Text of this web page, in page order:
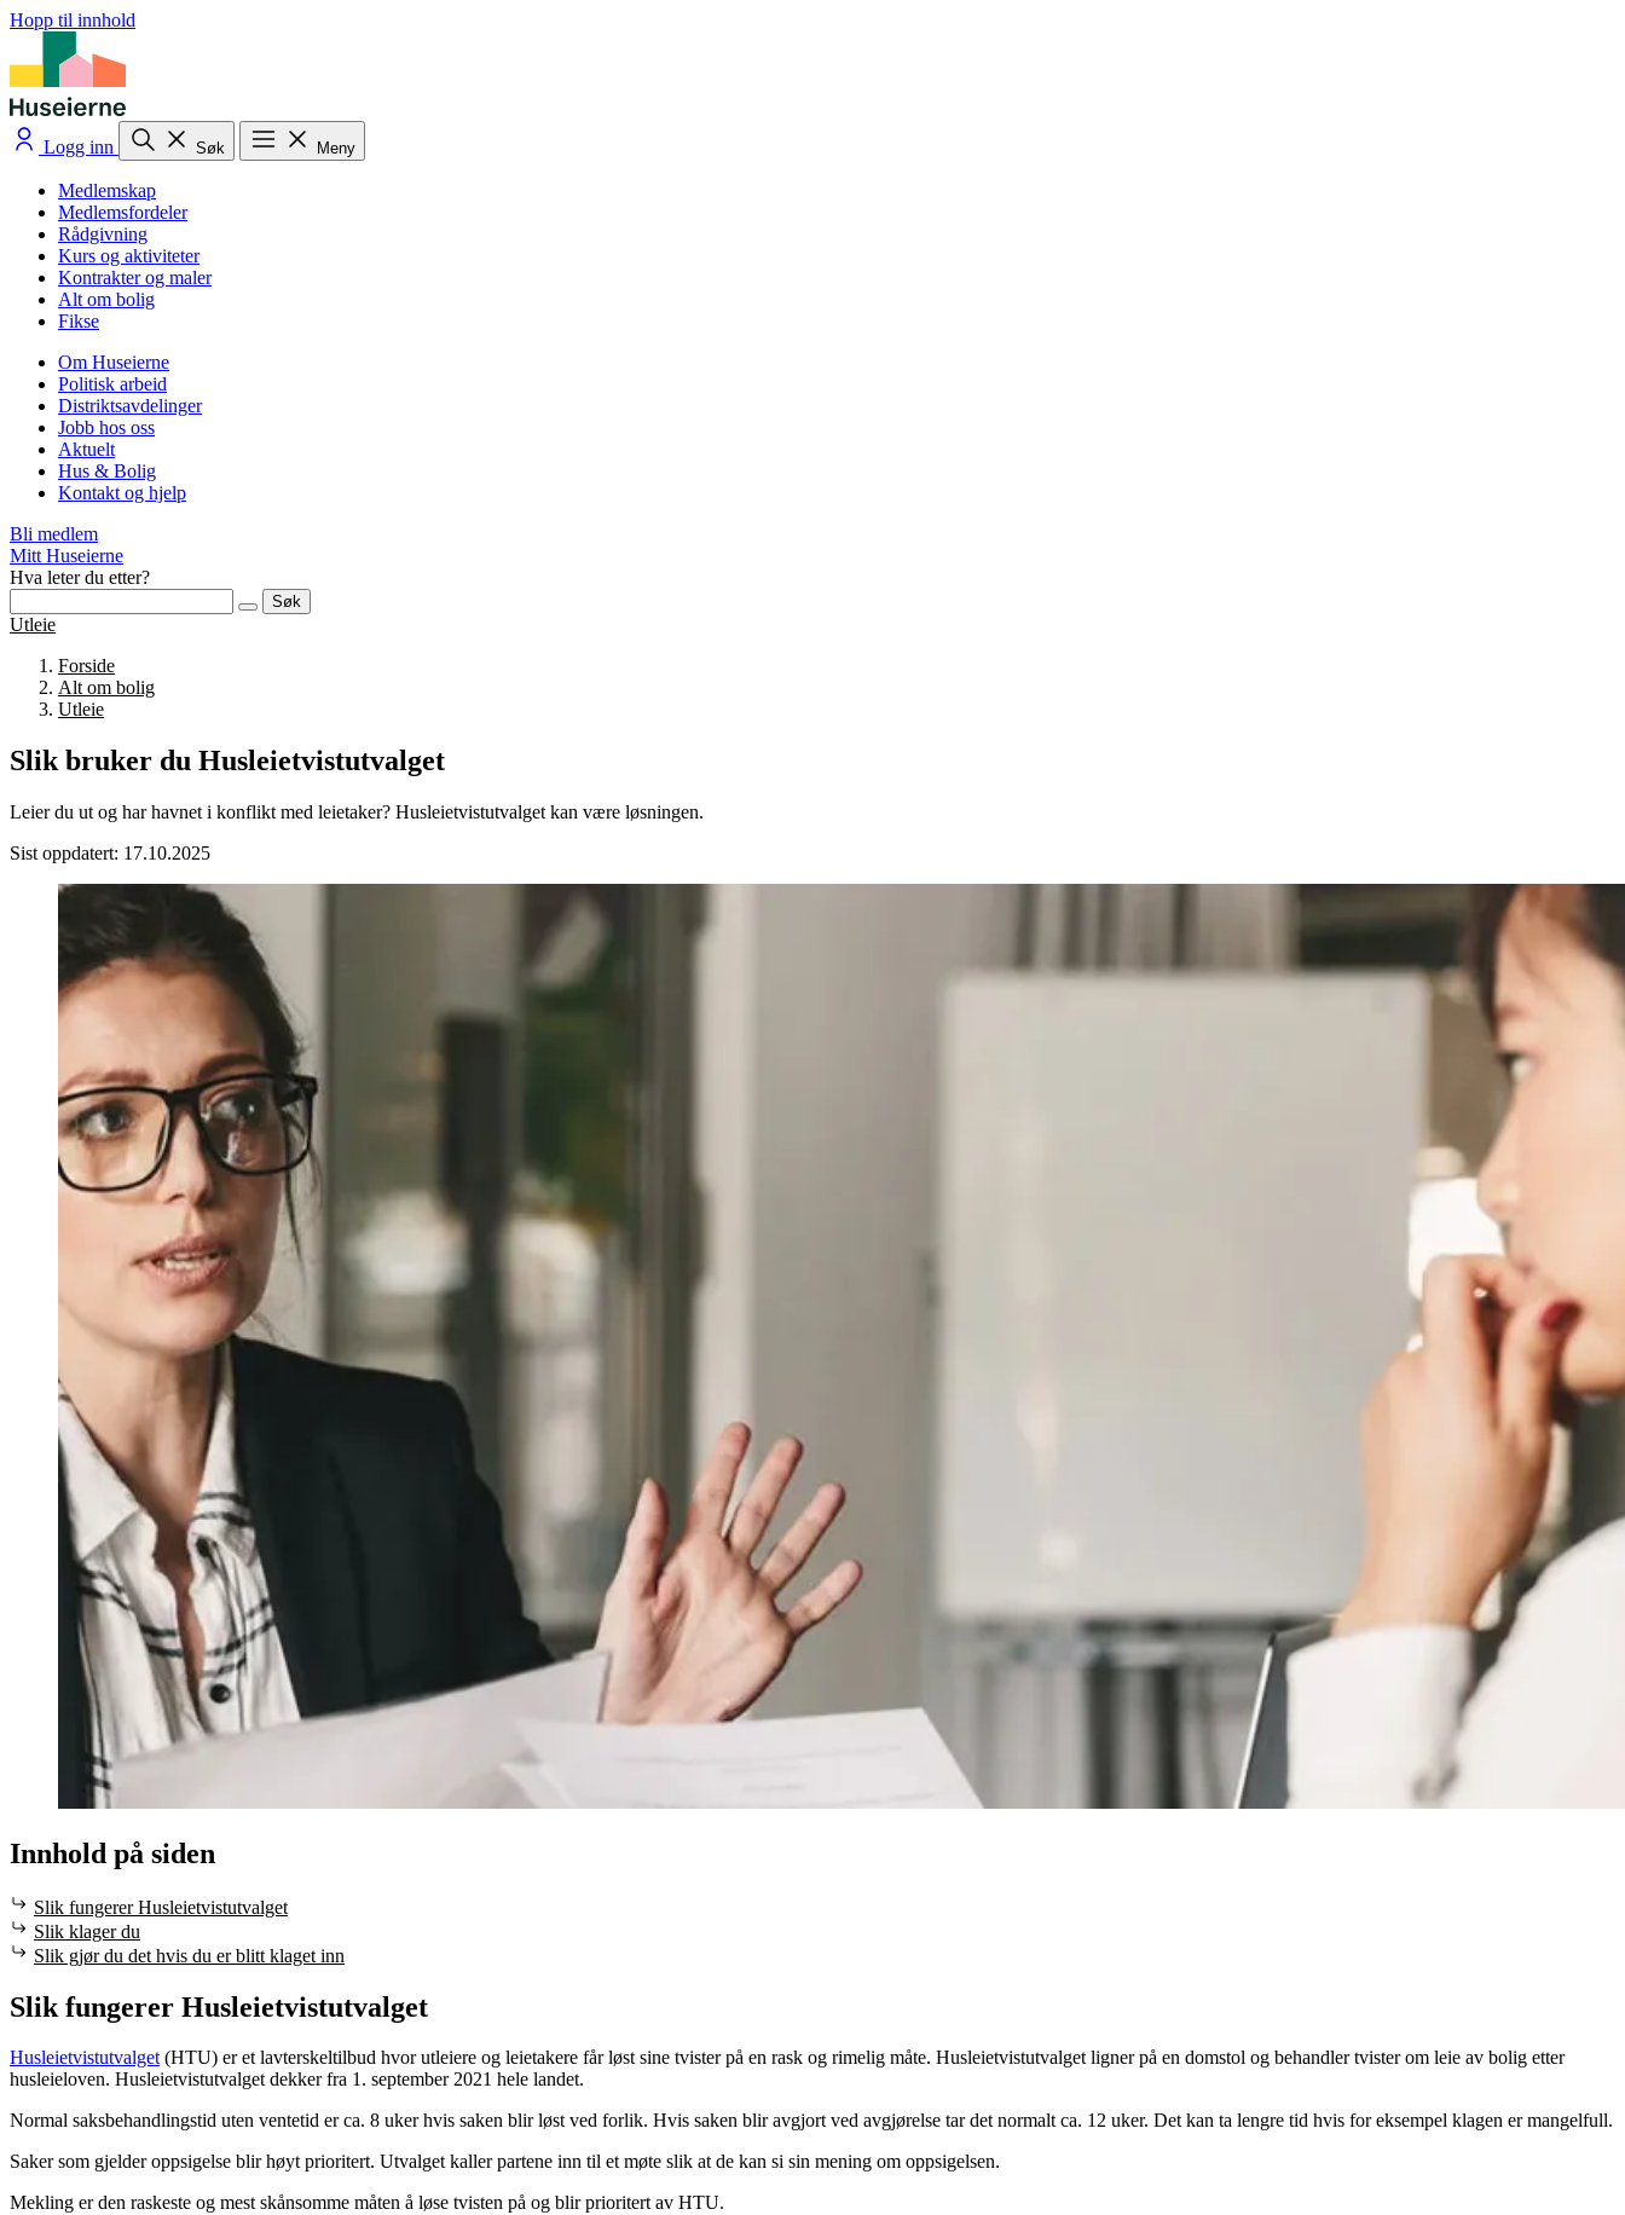
Hopp til innhold
Logg inn Søk Meny
Medlemskap
Medlemsfordeler
Rådgivning
Kurs og aktiviteter
Kontrakter og maler
Alt om bolig
Fikse
Om Huseierne
Politisk arbeid
Distriktsavdelinger
Jobb hos oss
Aktuelt
Hus & Bolig
Kontakt og hjelp
Bli medlem
Mitt Huseierne
Hva leter du etter?
Søk
Utleie
Forside
Alt om bolig
Utleie
Slik bruker du Husleietvistutvalget
Leier du ut og har havnet i konflikt med leietaker? Husleietvistutvalget kan være løsningen.
Sist oppdatert: 17.10.2025
Innhold på siden
Slik fungerer Husleietvistutvalget
Slik klager du
Slik gjør du det hvis du er blitt klaget inn
Slik fungerer Husleietvistutvalget
Husleietvistutvalget(HTU) er et lavterskeltilbud hvor utleiere og leietakere får løst sine tvister på en rask og rimelig måte. Husleietvistutvalget ligner på en domstol og behandler tvister om leie av bolig etter
husleieloven. Husleietvistutvalget dekker fra 1. september 2021 hele landet.
Normal saksbehandlingstid uten ventetid er ca. 8 uker hvis saken blir løst ved forlik. Hvis saken blir avgjort ved avgjørelse tar det normalt ca. 12 uker. Det kan ta lengre tid hvis for eksempel klagen er mangelfull.
Saker som gjelder oppsigelse blir høyt prioritert. Utvalget kaller partene inn til et møte slik at de kan si sin mening om oppsigelsen.
Mekling er den raskeste og mest skånsomme måten å løse tvisten på og blir prioritert av HTU.